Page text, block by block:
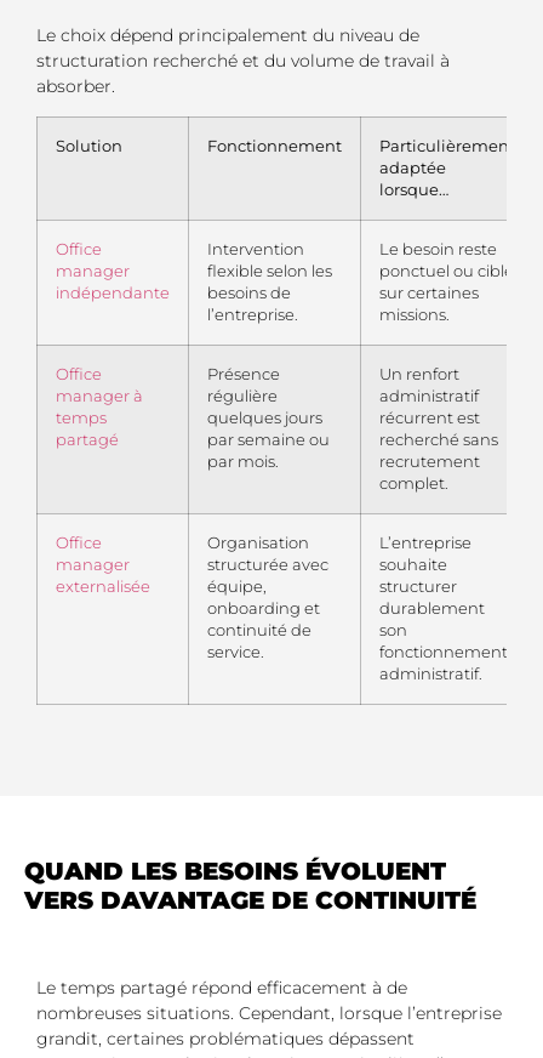
Le choix dépend principalement du niveau de
structuration recherché et du volume de travail à
absorber.
Solution Fonctionnement
Particulièrement
adaptée
lorsque…
Office
manager
indépendante
Intervention
flexible selon les
besoins de
l’entreprise.
Le besoin reste
ponctuel ou ciblé
sur certaines
missions.
Office
manager à
temps
partagé
Présence
régulière
quelques jours
par semaine ou
par mois.
Un renfort
administratif
récurrent est
recherché sans
recrutement
complet.
Office
manager
externalisée
Organisation
structurée avec
équipe,
onboarding et
continuité de
service.
L’entreprise
souhaite
structurer
durablement
son
fonctionnement
administratif.
QUAND LES BESOINS ÉVOLUENT
VERS DAVANTAGE DE CONTINUITÉ
Le temps partagé répond efficacement à de
nombreuses situations. Cependant, lorsque l’entreprise
grandit, certaines problématiques dépassent